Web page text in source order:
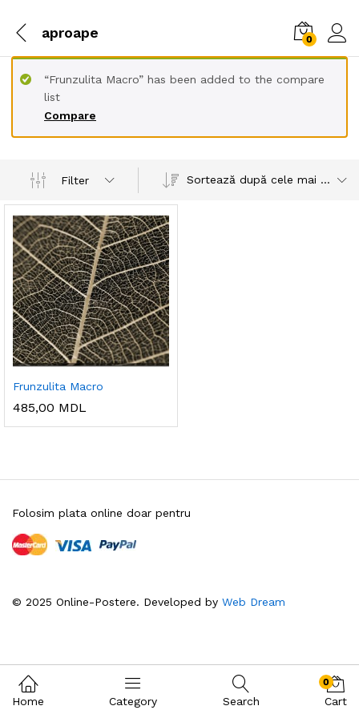
aproape 0
Compare
“Frunzulita Macro” has been added to the compare
list
Filter Sortează după cele mai recente
Frunzulita Macro
485,00 MDL
© 2025 Online-Postere. Developed by Web Dream
Folosim plata online doar pentru
Home Category Search
0
Cart